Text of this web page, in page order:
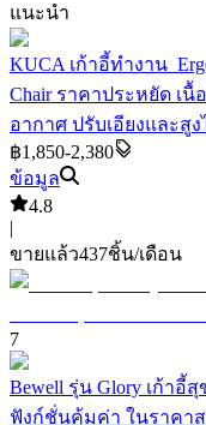
แนะนำ
KUCA เก้าอี้ทํางาน
Chair ราคาประหยัด เ
อากาศ ปรับเอียงและสู
฿1,850-2,380
ข้อมูล
4.8
|
ขายแล้ว437ชิ้น/เดือน
7
Bewell รุ่น Glory เก้าอี้
ฟังก์ชั่นคุ้มค่า ในราคาส